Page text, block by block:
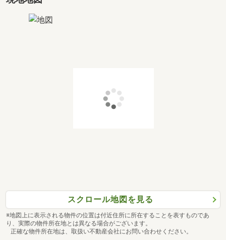
スクロール地図を見る
※地図上に表示される物件の位置は付近住所に所在することを表すものであ
り、実際の物件所在地とは異なる場合がございます。
正確な物件所在地は、取扱い不動産会社にお問い合わせください。